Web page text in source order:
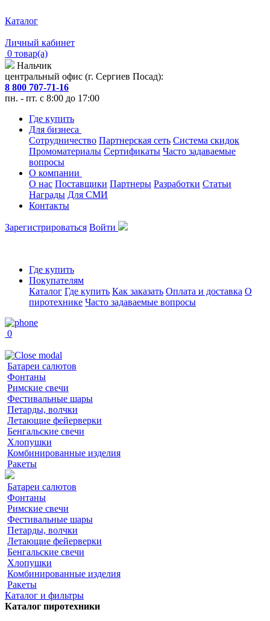
Каталог
Личный кабинет
0 товар(а)
Нальчик
центральный офис (г. Сергиев Посад):
8 800 707-71-16
пн. - пт. с 8:00 до 17:00
Где купить
Для бизнеса
Сотрудничество Партнерская сеть Система скидок
Промоматериалы Сертификаты Часто задаваемые
вопросы
О компании
О нас Поставщики Партнеры Разработки Статьи
Награды Для СМИ
Контакты
Зарегистрироваться Войти
Где купить
Покупателям
Каталог Где купить Как заказать Оплата и доставка О
пиротехнике Часто задаваемые вопросы
0
Батареи салютов
Фонтаны
Римские свечи
Фестивальные шары
Петарды, волчки
Летающие фейерверки
Бенгальские свечи
Хлопушки
Комбинированные изделия
Ракеты
Батареи салютов
Фонтаны
Римские свечи
Фестивальные шары
Петарды, волчки
Летающие фейерверки
Бенгальские свечи
Хлопушки
Комбинированные изделия
Ракеты
Каталог и фильтры
Каталог пиротехники